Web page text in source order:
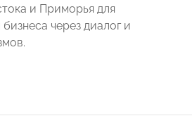
и Приморья для
через диалог и